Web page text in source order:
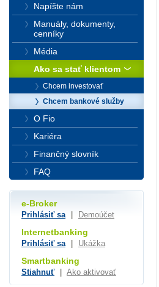
Napíšte nám
Manuály, dokumenty,
cenníky
Média
Ako sa stať klientom
Chcem investovať
Chcem bankové služby
O Fio
Kariéra
Finančný slovník
FAQ
e-Broker
Prihlásiť sa Demoúčet
Internetbanking
Prihlásiť sa Ukážka
Smartbanking
Stiahnuť Ako aktivovať